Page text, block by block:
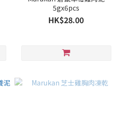
5gx6pcs
HK$28.00